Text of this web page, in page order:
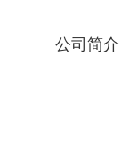
公司简介